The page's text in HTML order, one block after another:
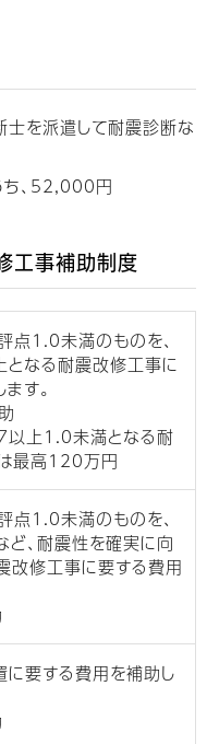
を派遣して耐震診断な
ち、52,000円
工事補助制度
点1.0未満のものを、
なる耐震改修工事に
す。
上1.0未満となる耐
最高120万円
点1.0未満のものを、
、耐震性を確実に向
改修工事に要する費用
要する費用を補助し